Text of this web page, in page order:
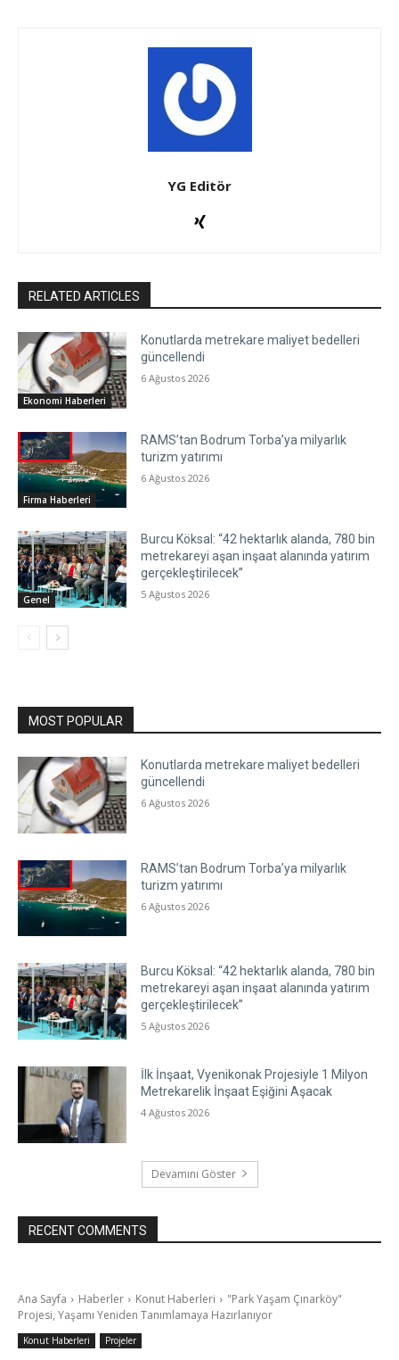
YG Editör
RELATED ARTICLES
Ekonomi Haberleri
Konutlarda metrekare maliyet bedelleri
güncellendi
6 Ağustos 2026
Firma Haberleri
RAMS’tan Bodrum Torba’ya milyarlık
turizm yatırımı
6 Ağustos 2026
Genel
Burcu Köksal: “42 hektarlık alanda, 780 bin
metrekareyi aşan inşaat alanında yatırım
gerçekleştirilecek”
5 Ağustos 2026
MOST POPULAR
Konutlarda metrekare maliyet bedelleri
güncellendi
6 Ağustos 2026
RAMS’tan Bodrum Torba’ya milyarlık
turizm yatırımı
6 Ağustos 2026
Burcu Köksal: “42 hektarlık alanda, 780 bin
metrekareyi aşan inşaat alanında yatırım
gerçekleştirilecek”
5 Ağustos 2026
İlk İnşaat, Vyenikonak Projesiyle 1 Milyon
Metrekarelik İnşaat Eşiğini Aşacak
4 Ağustos 2026
Devamını Göster
RECENT COMMENTS